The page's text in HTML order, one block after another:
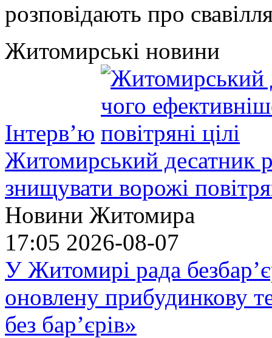
розповідають про
Житомирські новини
Інтерв’ю
Житомирський десатник
знищувати ворожі
Новини Житомира
17:05 2026-08-07
У Житомирі рада
оновлену прибудинкову
без бар’єрів»